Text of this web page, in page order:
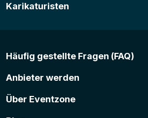
Karikaturisten
Häufig gestellte Fragen (FAQ)
Anbieter werden
Über Eventzone